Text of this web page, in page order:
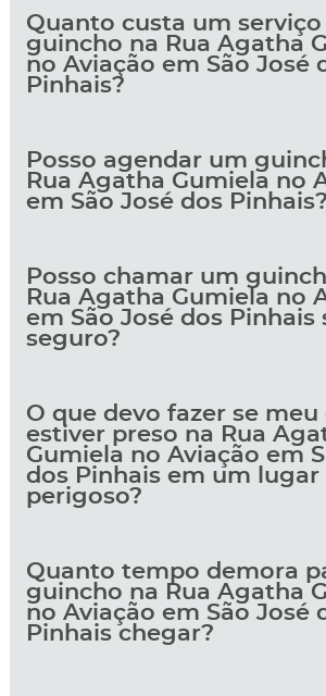
Quanto custa um serviço
guincho na Rua Agatha
no Aviação em São José
Pinhais?
Posso agendar um
Rua Agatha Gumiela no
em São José dos Pinhais?
Posso chamar um
Rua Agatha Gumiela no
em São José dos Pinhais
seguro?
O que devo fazer se meu
estiver preso na Rua
Gumiela no Aviação em
dos Pinhais em um lugar
perigoso?
Quanto tempo demora
guincho na Rua Agatha
no Aviação em São José
Pinhais chegar?